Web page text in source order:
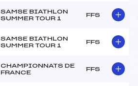
SAMSE BIATHLON
SUMMER TOUR 1
FFS
SAMSE BIATHLON
SUMMER TOUR 1
FFS
CHAMPIONNATS DE
FRANCE
FFS